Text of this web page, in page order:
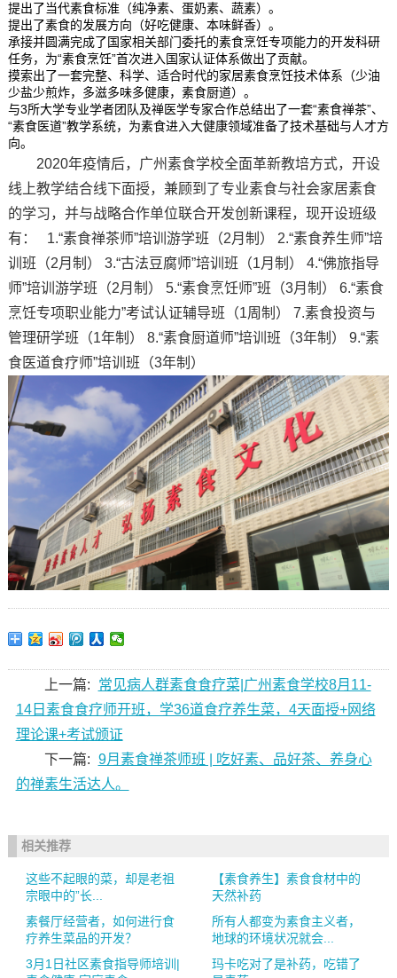
提出了当代素食标准（纯净素、蛋奶素、蔬素）。
提出了素食的发展方向（好吃健康、本味鲜香）。
承接并圆满完成了国家相关部门委托的素食烹饪专项能力的开发科研
任务，为“素食烹饪”首次进入国家认证体系做出了贡献。
摸索出了一套完整、科学、适合时代的家居素食烹饪技术体系（少油
少盐少煎炸，多滋多味多健康，素食厨道）。
与3所大学专业学者团队及禅医学专家合作总结出了一套“素食禅茶”、
“素食医道”教学系统，为素食进入大健康领域准备了技术基础与人才方
向。
2020年疫情后，广州素食学校全面革新教培方式，开设
线上教学结合线下面授，兼顾到了专业素食与社会家居素食
的学习，并与战略合作单位联合开发创新课程，现开设班级
有： 1.“素食禅茶师”培训游学班（2月制） 2.“素食养生师”培
训班（2月制） 3.“古法豆腐师”培训班（1月制） 4.“佛旅指导
师”培训游学班（2月制） 5.“素食烹饪师”班（3月制） 6.“素食
烹饪专项职业能力”考试认证辅导班（1周制） 7.素食投资与
管理研学班（1年制） 8.“素食厨道师”培训班（3年制） 9.“素
食医道食疗师”培训班（3年制）
上一篇:
常见病人群素食食疗菜|广州素食学校8月11-
14日素食食疗师开班，学36道食疗养生菜，4天面授+网络
理论课+考试颁证
下一篇: 9月素食禅茶师班 | 吃好素、品好茶、养身心
的禅素生活达人。
相关推荐
这些不起眼的菜，却是老祖
宗眼中的”长...
【素食养生】素食食材中的
天然补药
素餐厅经营者，如何进行食
疗养生菜品的开发？
所有人都变为素食主义者，
地球的环境状况就会...
3月1日社区素食指导师培训|
玛卡吃对了是补药，吃错了